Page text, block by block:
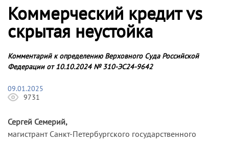
Коммерческий кредит vs
скрытая неустойка
Комментарий к определению Верховного Суда Российской
Федерации от 10.10.2024 № 310-ЭС24-9642
09.01.2025
9731
Сергей Семерий,
магистрант Санкт-Петербургского государственного